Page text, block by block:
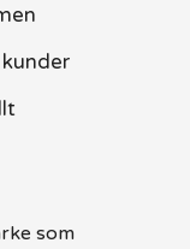
som